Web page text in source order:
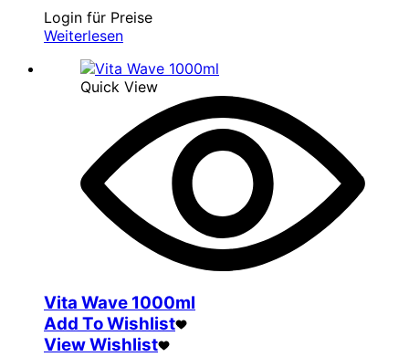
Login für Preise
Weiterlesen
Quick View
Vita Wave 1000ml
Add To Wishlist
View Wishlist